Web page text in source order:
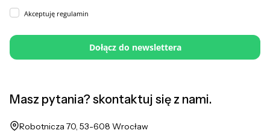
Akceptuję regulamin
Dołącz do newslettera
Masz pytania? skontaktuj się z nami.
Adres:
Robotnicza 70, 53-608 Wrocław